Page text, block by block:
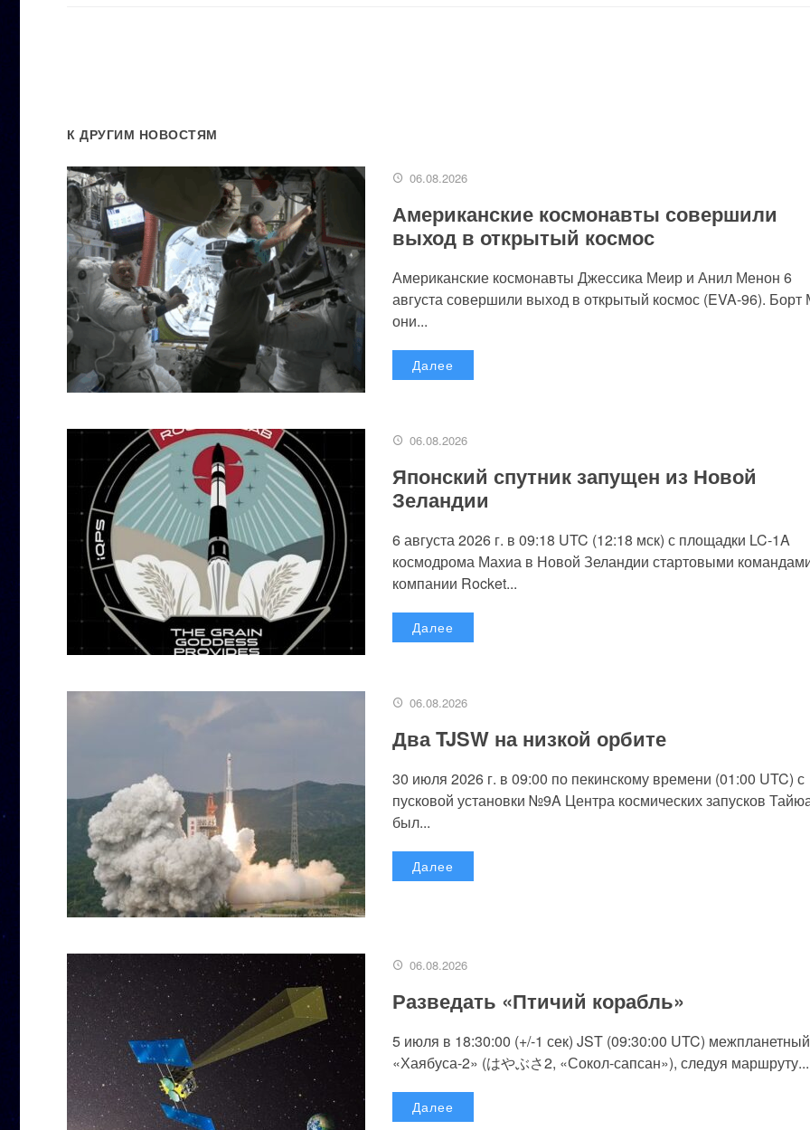
К ДРУГИМ НОВОСТЯМ
06.08.2026
Американские космонавты совершили
выход в открытый космос
Американские космонавты Джессика Меир и Анил Менон 6
августа совершили выход в открытый космос (EVA-96).
они...
Далее
06.08.2026
Японский спутник запущен из Новой
Зеландии
6 августа 2026 г. в 09:18 UTC (12:18 мск) с площадки LC-1A
космодрома Махиа в Новой Зеландии стартовыми
компании Rocket...
Далее
06.08.2026
Два TJSW на низкой орбите
30 июля 2026 г. в 09:00 по пекинскому времени (01:00 UTC) с
пусковой установки №9A Центра космических запусков
был...
Далее
06.08.2026
Разведать «Птичий корабль»
5 июля в 18:30:00 (+/-1 сек) JST (09:30:00 UTC)
«Хаябуса-2» (はやぶさ2, «Сокол-сапсан»), следуя маршруту...
Далее